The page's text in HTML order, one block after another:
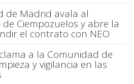
de Madrid avala al
Ciempozuelos y abre la
el contrato con NEO
a la Comunidad de
y vigilancia en las